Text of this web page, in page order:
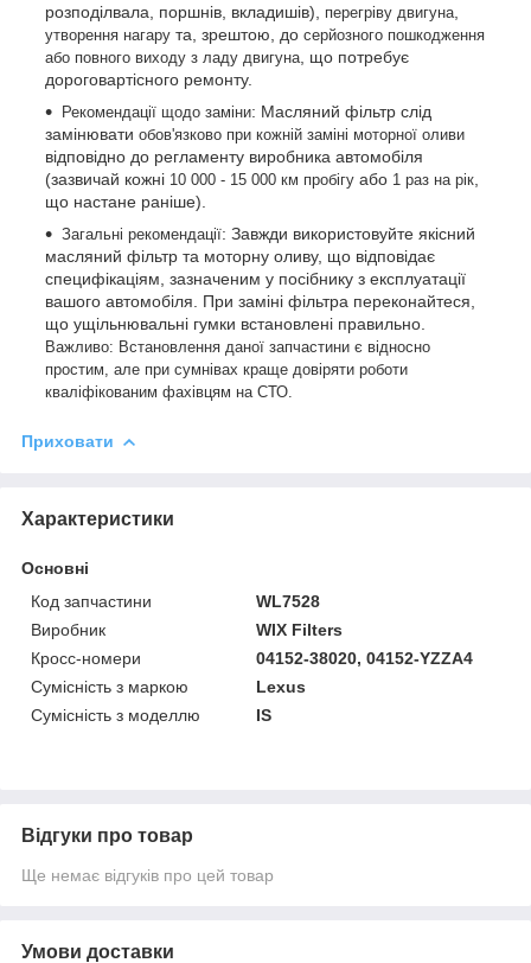
розподілвала, поршнів, вкладишів), перегріву двигуна
утворення нагару та, зрештою, до серйозного пошкодження
або повного виходу з ладу двигуна , що потребує
дороговартісного ремонту.
Рекомендації щодо заміни: Масляний фільтр слід
замінювати обов'язково при кожній заміні моторної оливи
відповідно до регламенту виробника автомобіля
(зазвичай кожні 10 000 - 15 000 км пробігу або 1 раз на рік
що настане раніше).
Загальні рекомендації: Завжди використовуйте якісний
масляний фільтр та моторну оливу, що відповідає
специфікаціям, зазначеним у посібнику з експлуатації
вашого автомобіля. При заміні фільтра переконайтеся,
що ущільнювальні гумки встановлені правильно.
Важливо: Встановлення даної запчастини є відносно
простим, але при сумнівах краще довіряти роботи
кваліфікованим фахівцям на СТО.
Приховати
Характеристики
Основні
Код запчастини
WL7528
Виробник
WIX Filters
Кросс-номери
04152-38020, 04152-YZZA4
Сумісність з маркою
Lexus
Сумісність з моделлю
IS
Відгуки про товар
Ще немає відгуків про цей товар
Умови доставки